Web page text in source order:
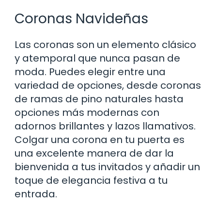
Coronas Navideñas
Las coronas son un elemento clásico
y atemporal que nunca pasan de
moda. Puedes elegir entre una
variedad de opciones, desde coronas
de ramas de pino naturales hasta
opciones más modernas con
adornos brillantes y lazos llamativos.
Colgar una corona en tu puerta es
una excelente manera de dar la
bienvenida a tus invitados y añadir un
toque de elegancia festiva a tu
entrada.